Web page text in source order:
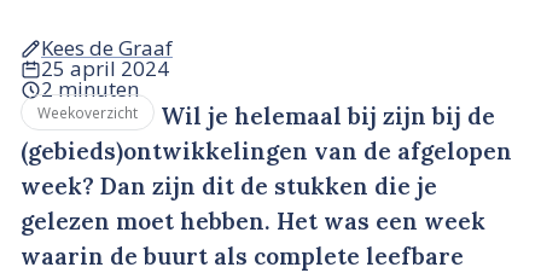
Kees de Graaf
25 april 2024
2 minuten
Weekoverzicht
Wil je helemaal bij zijn bij de
(gebieds)ontwikkelingen van de afgelopen
week? Dan zijn dit de stukken die je
gelezen moet hebben. Het was een week
waarin de buurt als complete leefbare